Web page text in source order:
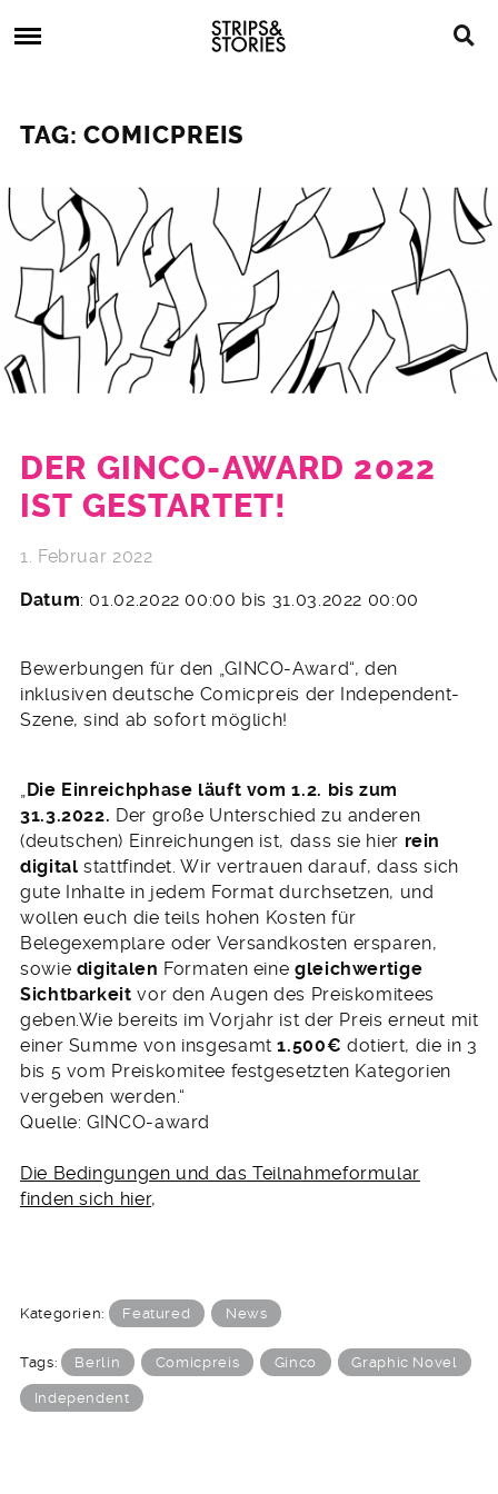
to
Strips
&
Stories
Comics,
TAG: COMICPREIS
DER GINCO-AWARD 2022
IST GESTARTET!
1. Februar 2022
Datum: 01.02.2022 00:00 bis 31.03.2022 00:00
Bewerbungen für den „GINCO-Award“, den
inklusiven deutsche Comicpreis der Independent-
Szene, sind ab sofort möglich!
„Die Einreichphase läuft vom 1.2. bis zum
31.3.2022. Der große Unterschied zu anderen
(deutschen) Einreichungen ist, dass sie hier rein
digital stattfindet. Wir vertrauen darauf, dass sich
gute Inhalte in jedem Format durchsetzen, und
wollen euch die teils hohen Kosten für
Belegexemplare oder Versandkosten ersparen,
sowie digitalen Formaten eine gleichwertige
Sichtbarkeit vor den Augen des Preiskomitees
geben.Wie bereits im Vorjahr ist der Preis erneut mit
einer Summe von insgesamt 1.500€ dotiert, die in 3
bis 5 vom Preiskomitee festgesetzten Kategorien
vergeben werden.“
Quelle: GINCO-award
Die Bedingungen und das Teilnahmeformular
finden sich hier,
Kategorien: Featured News
Tags: Berlin Comicpreis Ginco Graphic Novel
Independent